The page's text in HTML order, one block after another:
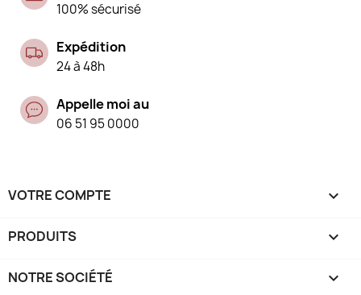
100% sécurisé
Expédition
24 à 48h
Appelle moi au
06 51 95 0000
VOTRE COMPTE 
PRODUITS 
NOTRE SOCIÉTÉ 